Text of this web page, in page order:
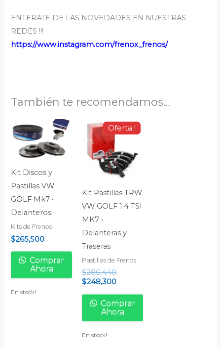
ENTERATE DE LAS NOVEDADES EN NUESTRAS
REDES !!!
https://www.instagram.com/frenox_frenos/
También te recomendamos…
Kit Discos y
Pastillas VW
GOLF Mk7 •
Delanteros
Kits de Frenos
$265,500
Comprar
Ahora
En stock!
Oferta !
Kit Pastillas TRW
VW GOLF 1.4 TSI
MK7 •
Delanteras y
Traseras
Pastillas de Frenos
$286,440
Original
price
$286,440.
$248,300
Current
price
$248,300.
Comprar
Ahora
En stock!